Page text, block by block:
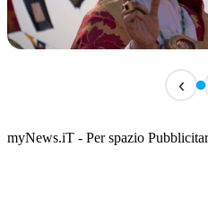
San Basso 2026 - il ‹
myNews.iT - Per spazio